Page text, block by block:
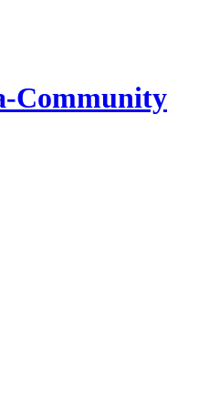
Community